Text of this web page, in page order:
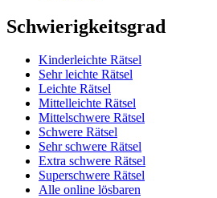
Schwierigkeitsgrad
Kinderleichte Rätsel
Sehr leichte Rätsel
Leichte Rätsel
Mittelleichte Rätsel
Mittelschwere Rätsel
Schwere Rätsel
Sehr schwere Rätsel
Extra schwere Rätsel
Superschwere Rätsel
Alle online lösbaren